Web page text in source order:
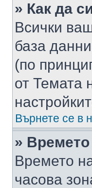
» Как да
Всички
база
(по
от Темата
Върнете се в
»
Времето
часова